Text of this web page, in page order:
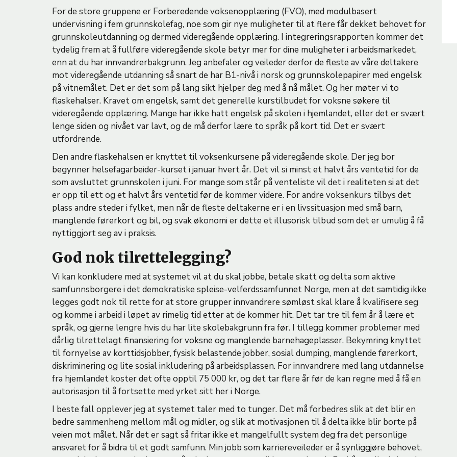
For de store gruppene er Forberedende voksenopplæring (FVO), med modulbasert
undervisning i fem grunnskolefag, noe som gir nye muligheter til at flere får dekket behovet for
grunnskoleutdanning og dermed videregående opplæring. I integreringsrapporten kommer det
tydelig frem at å fullføre videregående skole betyr mer for dine muligheter i arbeidsmarkedet,
enn at du har innvandrerbakgrunn. Jeg anbefaler og veileder derfor de fleste av våre deltakere
mot videregående utdanning så snart de har B1-nivå i norsk og grunnskolepapirer med engelsk
på vitnemålet. Det er det som på lang sikt hjelper deg med å nå målet. Og her møter vi to
flaskehalser. Kravet om engelsk, samt det generelle kurstilbudet for voksne søkere til
videregående opplæring. Mange har ikke hatt engelsk på skolen i hjemlandet, eller det er svært
lenge siden og nivået var lavt, og de må derfor lære to språk på kort tid. Det er svært
utfordrende.
Den andre flaskehalsen er knyttet til voksenkursene på videregående skole. Der jeg bor
begynner helsefagarbeider-kurset i januar hvert år. Det vil si minst et halvt års ventetid for de
som avsluttet grunnskolen i juni. For mange som står på venteliste vil det i realiteten si at det
er opp til ett og et halvt års ventetid før de kommer videre. For andre voksenkurs tilbys det
plass andre steder i fylket, men når de fleste deltakerne er i en livssituasjon med små barn,
manglende førerkort og bil, og svak økonomi er dette et illusorisk tilbud som det er umulig å få
nyttiggjort seg av i praksis.
God nok tilrettelegging?
Vi kan konkludere med at systemet vil at du skal jobbe, betale skatt og delta som aktive
samfunnsborgere i det demokratiske spleise-velferdssamfunnet Norge, men at det samtidig ikke
legges godt nok til rette for at store grupper innvandrere sømløst skal klare å kvalifisere seg
og komme i arbeid i løpet av rimelig tid etter at de kommer hit. Det tar tre til fem år å lære et
språk, og gjerne lengre hvis du har lite skolebakgrunn fra før. I tillegg kommer problemer med
dårlig tilrettelagt finansiering for voksne og manglende barnehageplasser. Bekymring knyttet
til fornyelse av korttidsjobber, fysisk belastende jobber, sosial dumping, manglende førerkort,
diskriminering og lite sosial inkludering på arbeidsplassen. For innvandrere med lang utdannelse
fra hjemlandet koster det ofte opptil 75 000 kr, og det tar flere år før de kan regne med å få en
autorisasjon til å fortsette med yrket sitt her i Norge.
I beste fall opplever jeg at systemet taler med to tunger. Det må forbedres slik at det blir en
bedre sammenheng mellom mål og midler, og slik at motivasjonen til å delta ikke blir borte på
veien mot målet. Når det er sagt så fritar ikke et mangelfullt system deg fra det personlige
ansvaret for å bidra til et godt samfunn. Min jobb som karriereveileder er å synliggjøre behovet,